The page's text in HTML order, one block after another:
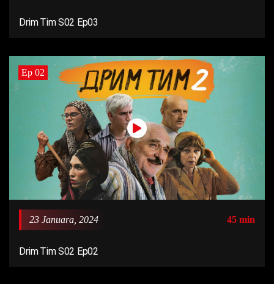
Drim Tim S02 Ep03
Ep 02
23 Januara, 2024 45 min
Drim Tim S02 Ep02